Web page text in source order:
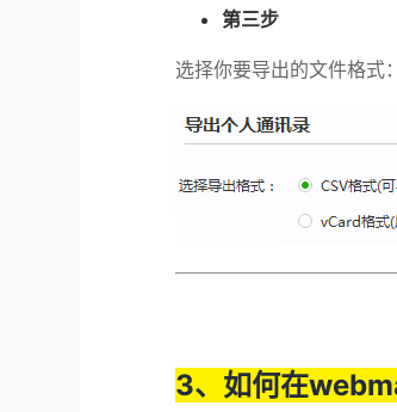
第三步
选择你要导出的文件格式：
3、如何在